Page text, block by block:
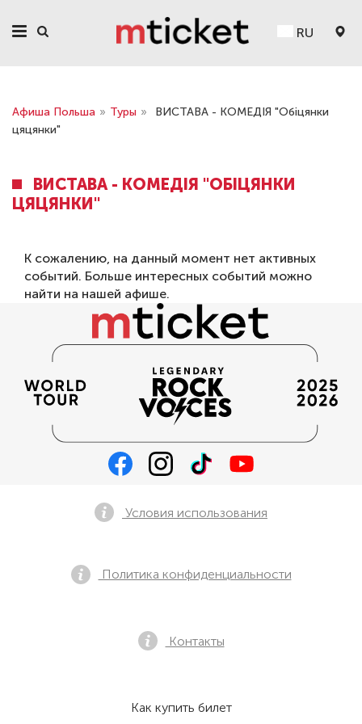
RU
Афиша Польша » Туры »
ВИСТАВА - КОМЕДІЯ "Обіцянки
цяцянки"
ВИСТАВА - КОМЕДІЯ "ОБІЦЯНКИ
ЦЯЦЯНКИ"
К сожалению, на данный момент нет активных
событий. Больше интересных событий можно
найти на нашей афише.
Условия использования
Политика конфиденциальности
Контакты
Как купить билет